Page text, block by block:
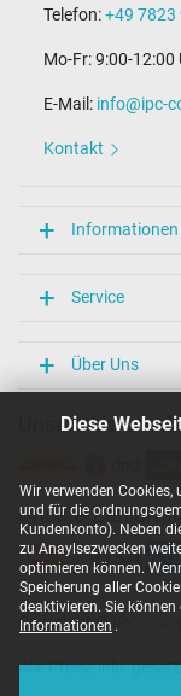
Diese
Wir verwenden
und für die
Kundenkonto). Neben
zu Anaylsezwecken
optimieren können.
Speicherung aller
deaktivieren. Sie
Informationen .
Ja
Länge
Länge / Breite / Höhe
Weitere Daten
Ja
CE
N
PSE
SEC
Singapore
TÜV Argentina
TÜV Geprüfte
UKCA
UL Listed
Telefon:+49 7823
Mo-Fr: 9:00-12:00
E-Mail: info@ipc-
Kontakt
Informationen
Service
Über Uns
Unsere
Unsere
Copyright ©
Alle Preise inkl.